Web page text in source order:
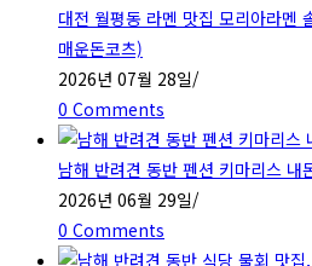
대전 월평동 라멘 맛집 모리아라멘
매운돈코츠)
2026년 07월 28일/
0 Comments
남해 반려견 동반 펜션 키마리스 내
2026년 06월 29일/
0 Comments